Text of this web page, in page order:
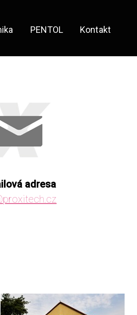
PENTOL Kontakt
adresa